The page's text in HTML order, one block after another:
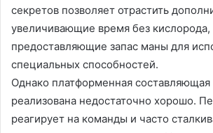
секретов позволяет отрастить
увеличивающие время без кислорода,
предоставляющие запас маны для
специальных способностей.
Однако платформенная составляющая
реализована недостаточно хорошо.
реагирует на команды и часто